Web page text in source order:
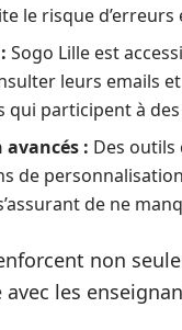
le risque
Sogo Lille est
leurs emails
qui participent à
: Des outils
de
de ne
non
les